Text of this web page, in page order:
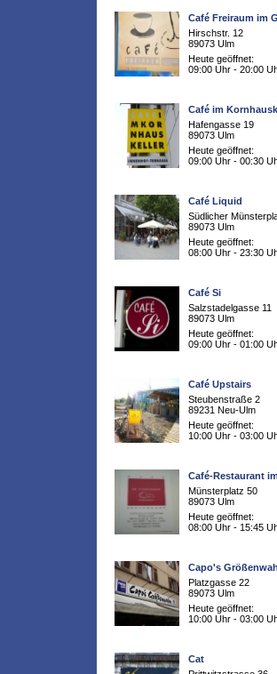
Café Freiraum im
Hirschstr. 12
89073 Ulm
Heute geöffnet:
09:00 Uhr - 20:00
Café im
Hafengasse 19
89073 Ulm
Heute geöffnet:
09:00 Uhr - 00:30
Café Liquid
Südlicher
89073 Ulm
Heute geöffnet:
08:00 Uhr - 23:30
Café Si
Salzstadelgasse 11
89073 Ulm
Heute geöffnet:
09:00 Uhr - 01:00
Café Upstairs
Steubenstraße 2
89231 Neu-Ulm
Heute geöffnet:
10:00 Uhr - 03:00
Café-Restaurant
Münsterplatz 50
89073 Ulm
Heute geöffnet:
08:00 Uhr - 15:45
Capo's
Platzgasse 22
89073 Ulm
Heute geöffnet:
10:00 Uhr - 03:00
Cat